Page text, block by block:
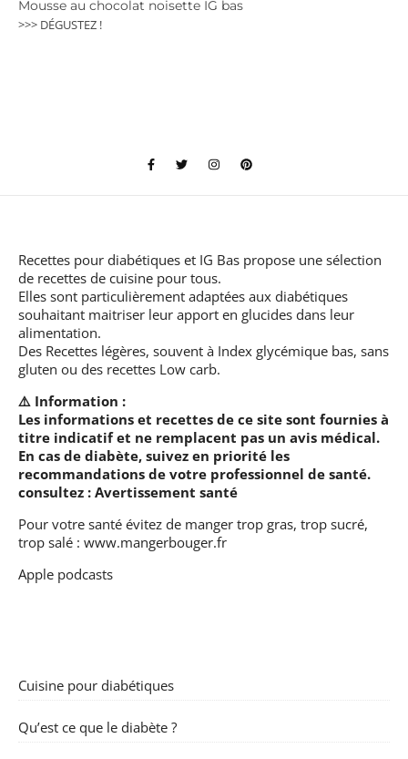
Mousse au chocolat noisette IG bas
>>> DÉGUSTEZ !
Recettes pour diabétiques et IG Bas propose une sélection
de recettes de cuisine pour tous.
Elles sont particulièrement adaptées aux diabétiques
souhaitant maitriser leur apport en glucides dans leur
alimentation.
Des Recettes légères, souvent à Index glycémique bas, sans
gluten ou des recettes Low carb.
⚠️ Information :
Les informations et recettes de ce site sont fournies à
titre indicatif et ne remplacent pas un avis médical.
En cas de diabète, suivez en priorité les
recommandations de votre professionnel de santé.
consultez : Avertissement santé
Pour votre santé évitez de manger trop gras, trop sucré,
trop salé : www.mangerbouger.fr
Apple podcasts
Cuisine pour diabétiques
Qu’est ce que le diabète ?